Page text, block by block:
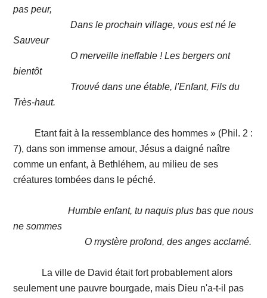
pas peur,
Dans le prochain village, vous est né le
Sauveur
O merveille ineffable ! Les bergers ont
bientôt
Trouvé dans une étable, l'Enfant, Fils du
Très-haut.
Etant fait à la ressemblance des hommes » (Phil. 2 :
7), dans son immense amour, Jésus a daigné naître
comme un enfant, à Bethléhem, au milieu de ses
créatures tombées dans le péché.
Humble enfant, tu naquis plus bas que nous
ne sommes
O mystère profond, des anges acclamé.
La ville de David était fort probablement alors
seulement une pauvre bourgade, mais Dieu n'a-t-il pas